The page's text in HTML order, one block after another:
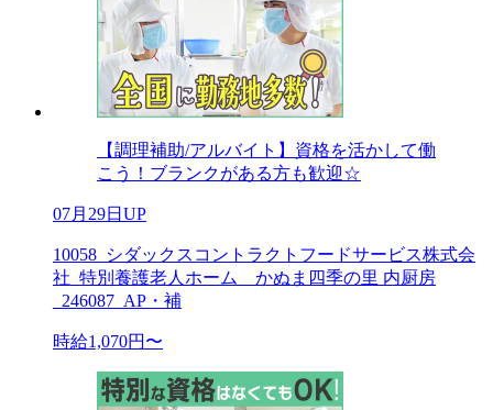
【調理補助/アルバイト】資格を活かして働
こう！ブランクがある方も歓迎☆
07月29日UP
10058_シダックスコントラクトフードサービス株式会
社_特別養護老人ホーム かぬま四季の里 内厨房
_246087_AP・補
時給1,070円〜